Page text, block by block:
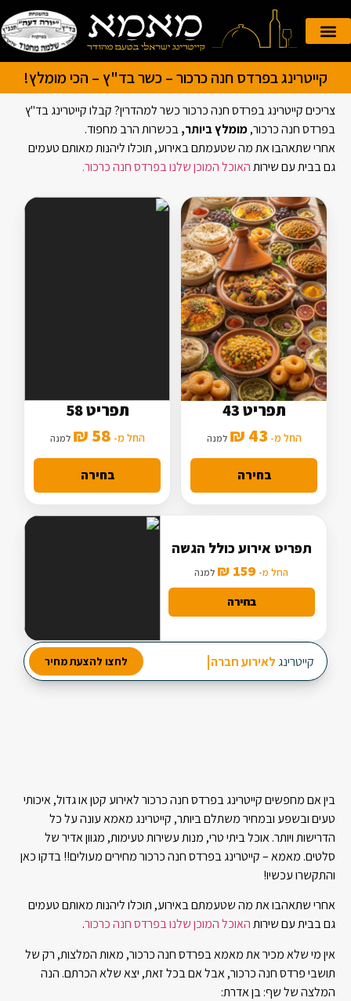
קייטרינג בפרדס חנה כרכור – כשר בד"ץ – הכי מומלץ!
צריכים קייטרינג בפרדס חנה כרכור כשר למהדרין? קבלו קייטרינג בד"ץ
בפרדס חנה כרכור,מומלץ ביותר,בכשרות הרב מחפוד.
אחרי שתאהבו את מה שטעמתם באירוע, תוכלו ליהנות מאותם טעמים
גם בבית עם שירותהאוכל המוכן שלנו בפרדס חנה כרכור.
2 תוספות
מנה עיקרית בסיסית
תפריט 43
החל מ- 43 ₪ למנה
בחירה
3 תוספות
מנה עיקרית מורחבת
תפריט 58
החל מ- 58 ₪ למנה
בחירה
מבחר עשיר של סלטים
2 מנות ביניים
תפריט אירוע כולל הגשה
החל מ- 159 ₪ למנה
בחירה
קייטרינג לאירוע חברה לחצו להצעת מחיר
בין אם מחפשים קייטרינג בפרדס חנה כרכור לאירוע קטן או גדול, איכותי
טעים ובשפע ובמחיר משתלם ביותר, קייטרינג מאמא עונה על כל
הדרישות ויותר. אוכל ביתי טרי, מנות עשירות טעימות, מגוון אדיר של
סלטים. מאמא – קייטרינג בפרדס חנה כרכור מחירים מעולים!! בדקו כאן
והתקשרו עכשיו!
אחרי שתאהבו את מה שטעמתם באירוע, תוכלו ליהנות מאותם טעמים
גם בבית עם שירותהאוכל המוכן שלנו בפרדס חנה כרכור.
אין מי שלא מכיר את מאמא בפרדס חנה כרכור, מאות המלצות, רק של
תושבי פרדס חנה כרכור, אבל אם בכל זאת, יצא שלא הכרתם. הנה
המלצה של שף: בן אדרת: